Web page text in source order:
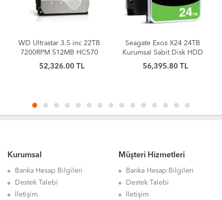
WD Ultrastar 3.5 inc 22TB
7200RPM 512MB HC570
0F48155
WUH722222ALE6L4 Sabit
52,326.00 TL
Seagate Exos X24 24TB
Kurumsal Sabit Disk HDD
SATA 6Gb/s 512MB
Önbellek 7200 RPM 512e
56,395.80 TL
Kurumsal
Banka Hesap Bilgileri
Destek Talebi
İletişim
Müşteri Hizmetleri
Banka Hesap Bilgileri
Destek Talebi
İletişim